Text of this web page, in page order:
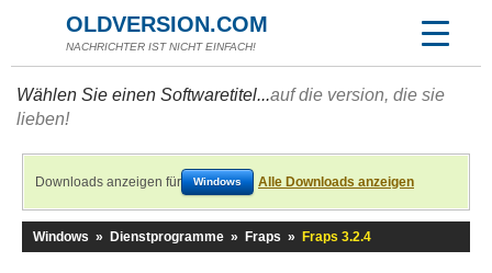
OLDVERSION.COM
NACHRICHTER IST NICHT EINFACH!
Wählen Sie einen Softwaretitel...auf die version, die sie
lieben!
Downloads anzeigen für Windows Alle Downloads anzeigen
Windows » Dienstprogramme » Fraps » Fraps 3.2.4